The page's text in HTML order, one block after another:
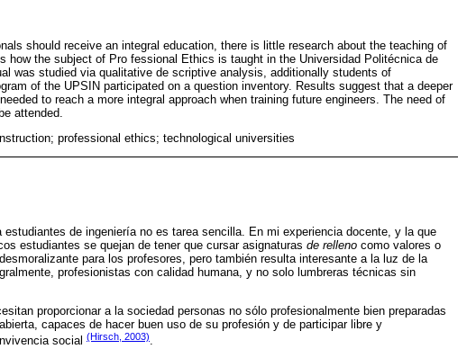
should receive an integral education, there is little research about the teaching of
how the subject of Pro fessional Ethics is taught in the Universidad Politécnica de
was studied via qualitative de scriptive analysis, additionally students of
of the UPSIN participated on a question inventory. Results suggest that a deeper
to reach a more integral approach when training future engineers. The need of
attended.
professional ethics; technological universities
estudiantes de ingeniería no es tarea sencilla. En mi experiencia docente, y la que
estudiantes se quejan de tener que cursar asignaturas de relleno como valores o
para los profesores, pero también resulta interesante a la luz de la
profesionistas con calidad humana, y no solo lumbreras técnicas sin
proporcionar a la sociedad personas no sólo profesionalmente bien preparadas
capaces de hacer buen uso de su profesión y de participar libre y
social (Hirsch, 2003).